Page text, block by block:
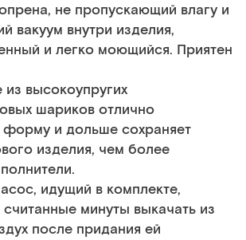
не пропускающий влагу и
вакуум внутри изделия,
и легко моющийся. Приятен
высокоупругих
шариков отлично
форму и дольше сохраняет
изделия, чем более
идущий в комплекте,
считанные минуты выкачать из
после придания ей